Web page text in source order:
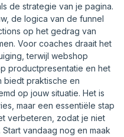
de strategie van je pagina.
de logica van de funnel
op het gedrag van
Voor coaches draait het
terwijl webshop
productpresentatie en het
biedt praktische en
op jouw situatie. Het is
maar een essentiële stap
verbeteren, zodat je niet
vandaag nog en maak